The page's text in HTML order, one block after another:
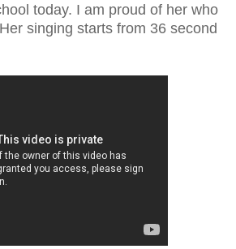
today. I am proud of her who
singing starts from 36 second